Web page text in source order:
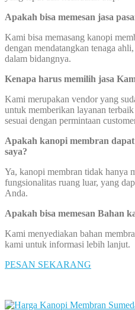
Apakah bisa memesan jasa
Kami bisa memasang kanopi
dengan mendatangkan tenaga
dalam bidangnya.
Kenapa harus memilih jasa
Kami merupakan vendor yang
untuk memberikan layanan
sesuai dengan permintaan
Apakah kanopi membran
saya?
Ya, kanopi membran tidak hanya
fungsionalitas ruang luar, yang
Anda.
Apakah bisa memesan Bahan
Kami menyediakan bahan
kami untuk informasi lebih lanjut.
PESAN SEKARANG